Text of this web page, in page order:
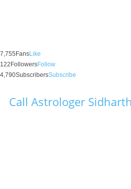
7,755 FansLike
122 FollowersFollow
4,790SubscribersSubscribe
Call Astrologer